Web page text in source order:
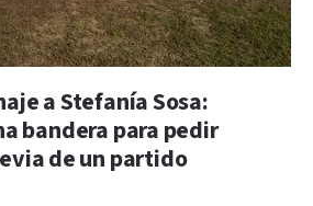
a Stefanía Sosa:
bandera para pedir
de un partido